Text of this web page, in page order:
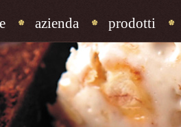
azienda prodotti